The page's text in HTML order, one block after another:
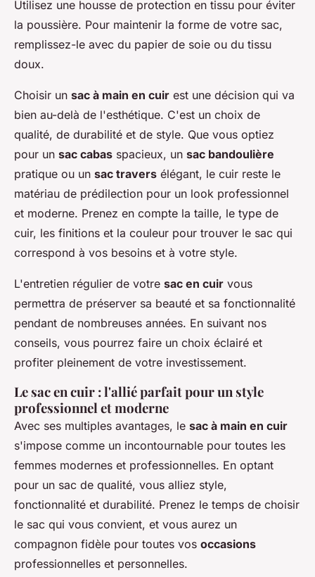
Utilisez une housse de protection en tissu pour éviter
la poussière. Pour maintenir la forme de votre sac,
remplissez-le avec du papier de soie ou du tissu
doux.
Choisir un sac à main en cuir est une décision qui va
bien au-delà de l'esthétique. C'est un choix de
qualité, de durabilité et de style. Que vous optiez
pour un sac cabas spacieux, un sac bandoulière
pratique ou un sac travers élégant, le cuir reste le
matériau de prédilection pour un look professionnel
et moderne. Prenez en compte la taille, le type de
cuir, les finitions et la couleur pour trouver le sac qui
correspond à vos besoins et à votre style.
L'entretien régulier de votre sac en cuir vous
permettra de préserver sa beauté et sa fonctionnalité
pendant de nombreuses années. En suivant nos
conseils, vous pourrez faire un choix éclairé et
profiter pleinement de votre investissement.
Le sac en cuir : l'allié parfait pour un style
professionnel et moderne
Avec ses multiples avantages, le sac à main en cuir
s'impose comme un incontournable pour toutes les
femmes modernes et professionnelles. En optant
pour un sac de qualité, vous alliez style,
fonctionnalité et durabilité. Prenez le temps de choisir
le sac qui vous convient, et vous aurez un
compagnon fidèle pour toutes vos occasions
professionnelles et personnelles.